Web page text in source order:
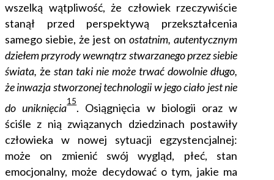
wszelką wątpliwość, że człowiek rzeczywiście
stanął przed perspektywą przekształcenia
samego siebie, że jest onostatnim, autentycznym
dziełem przyrody wewnątrz stwarzanego przez siebie
świata,żestan taki nie może trwać dowolnie długo,
żeinwazja stworzonej technologii w jego ciało jest nie
do uniknięcia
15
. Osiągnięcia w biologii oraz w
ściśle z nią związanych dziedzinach postawiły
człowieka w nowej sytuacji egzystencjalnej:
może on zmienić swój wygląd, płeć, stan
emocjonalny, może decydować o tym, jakie ma